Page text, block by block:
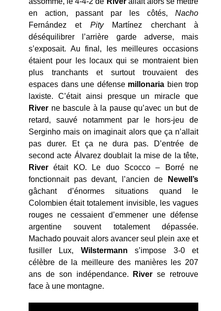
en action, passant par les côtés, Nacho
Fernández et PityMartínez cherchant à
déséquilibrer l’arrière garde adverse, mais
s’exposait. Au final, les meilleures occasions
étaient pour les locaux qui se montraient bien
plus tranchants et surtout trouvaient des
espaces dans une défense millonaria bien trop
laxiste. C’était ainsi presque un miracle que
River ne bascule à la pause qu’avec un but de
retard, sauvé notamment par le hors-jeu de
Serginho mais on imaginait alors que ça n’allait
pas durer. Et ça ne dura pas. D’entrée de
second acte Álvarez doublait la mise de la tête,
River était KO. Le duo Scocco – Borré ne
fonctionnait pas devant, l’ancien de
Newell’s
gâchant d’énormes situations quand le
Colombien était totalement invisible, les vagues
rouges ne cessaient d’emmener une défense
argentine souvent totalement dépassée.
Machado pouvait alors avancer seul plein axe et
fusiller Lux, Wilstermann s’impose 3-0 et
célèbre de la meilleure des manières les 207
ans de son indépendance.
River se retrouve
face à une montagne.